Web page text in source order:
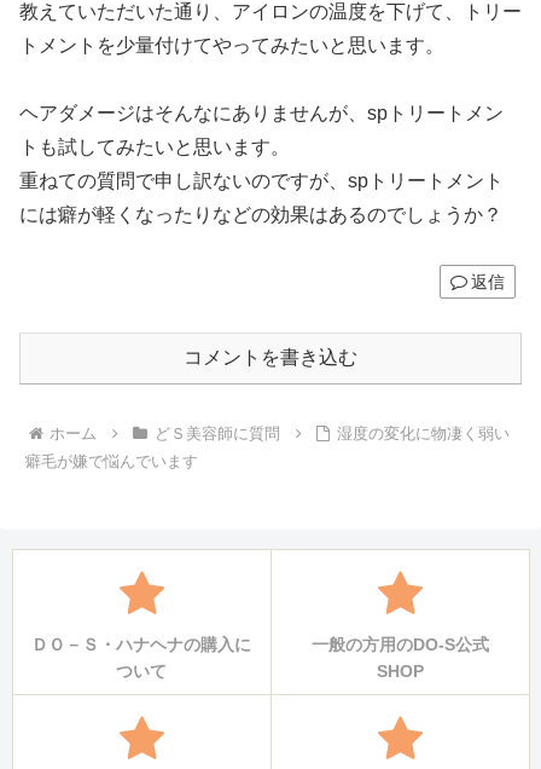
教えていただいた通り、アイロンの温度を下げて、トリー
トメントを少量付けてやってみたいと思います。
ヘアダメージはそんなにありませんが、spトリートメン
トも試してみたいと思います。
重ねての質問で申し訳ないのですが、spトリートメント
には癖が軽くなったりなどの効果はあるのでしょうか？
返信
コメントを書き込む
ホーム どＳ美容師に質問
湿度の変化に物凄く弱い
癖毛が嫌で悩んでいます
ＤＯ－Ｓ・ハナヘナの購入に
ついて
一般の方用のDO-S公式
SHOP